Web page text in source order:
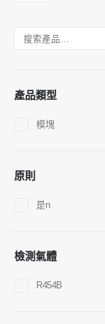
產品類型
模塊
原則
是n
檢測氣體
R454B
電子郵件：
WhatsApp
熱產品